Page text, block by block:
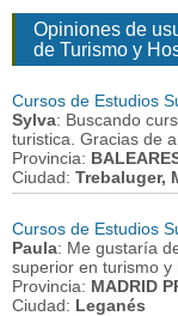
Opiniones de
de Turismo y
Cursos de Estudios
Sylva: Buscando
turistica. Gracias de
Provincia:
Ciudad: Trebaluger,
Cursos de Estudios
Paula: Me gustaría
superior en turismo
Provincia: MADRID
Ciudad: Leganés